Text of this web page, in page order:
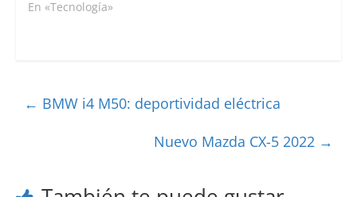
En «Tecnología»
← BMW i4 M50: deportividad eléctrica
Nuevo Mazda CX-5 2022 →